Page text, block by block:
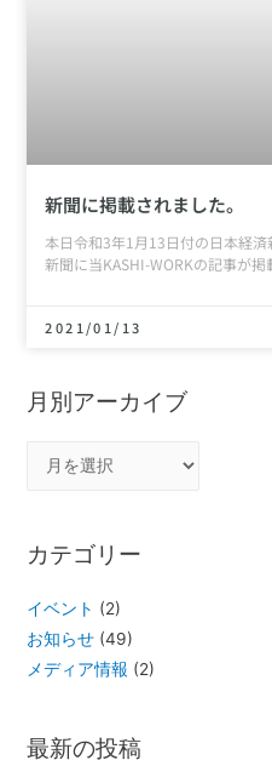
新聞に掲載されました。
本日令和3年1月13日付の日本経
新聞に当KASHI-WORKの記事が
2021/01/13
月別アーカイブ
カテゴリー
イベント (2)
お知らせ (49)
メディア情報 (2)
最新の投稿